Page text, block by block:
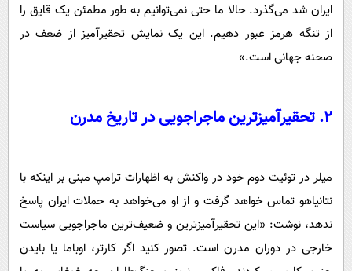
ایران شد می‌گذرد. حالا ما حتی نمی‌توانیم به طور مطمئن یک قایق را
از تنگه هرمز عبور دهیم. این یک نمایش تحقیرآمیز از ضعف در
صحنه جهانی است.»
2. تحقیرآمیزترین ماجراجویی در تاریخ مدرن
میلر در توئیت دوم خود در واکنش به اظهارات ترامپ مبنی بر اینکه با
نتانیاهو تماس خواهد گرفت و از او می‌خواهد به حملات ایران پاسخ
ندهد، نوشت: «این تحقیرآمیزترین و ضعیف‌ترین ماجراجویی سیاست
خارجی در دوران مدرن است. تصور کنید اگر کارتر، اوباما یا بایدن